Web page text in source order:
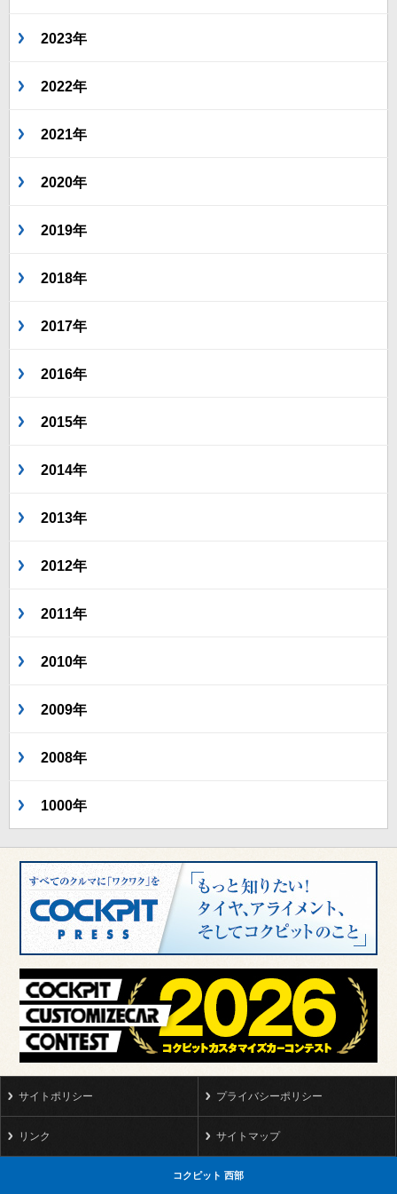
2023年
2022年
2021年
2020年
2019年
2018年
2017年
2016年
2015年
2014年
2013年
2012年
2011年
2010年
2009年
2008年
1000年
サイトポリシー プライバシーポリシー
リンク サイトマップ
コクピット 西部